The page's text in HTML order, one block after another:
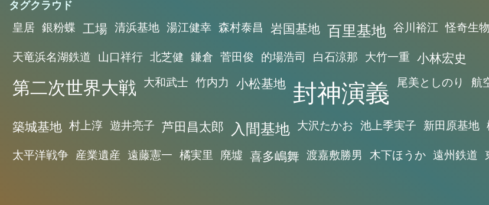
タグクラウド
皇居 銀粉蝶 工場 清浜基地 湯江健幸 森村泰昌 岩国基地 百里基地 谷川裕江 怪奇生物
天竜浜名湖鉄道 山口祥行 北芝健 鎌倉 菅田俊 的場浩司 白石涼那 大竹一重 小林宏史
第二次世界大戦 大和武士 竹内力 小松基地 封神演義 尾美としのり 航
築城基地 村上淳 遊井亮子 芦田昌太郎 入間基地 大沢たかお 池上季実子 新田原基地
太平洋戦争 産業遺産 遠藤憲一 橘実里 廃墟 喜多嶋舞 渡嘉敷勝男 木下ほうか 遠州鉄道